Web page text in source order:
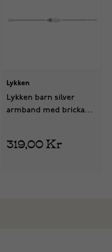
Lykken
Lykken barn silver
armband med bricka
319,00 Kr